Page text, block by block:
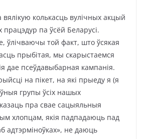
колькасць вулічных акцый
па ўсёй Беларусі.
ўлічваючы той факт, што ўсякая
прыбітая, мы скарыстаемся
дае псеўдавыбарная кампанія.
на пікет, на які прыеду я (я
групы ўсіх нашых
пра свае сацыяльныя
хлопцам, якія падпадаюць пад
адтэрміноўках», не даюць